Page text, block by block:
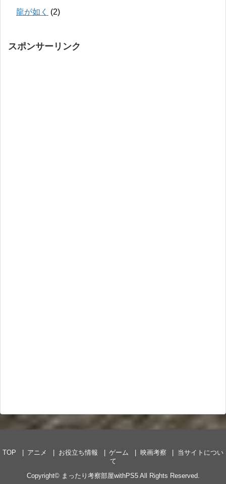
龍が如く
(2)
スポンサーリンク
TOP アニメ お役立ち情報 ゲーム 映画考察
当サイトについ
て
Copyright© まったり考察部屋withPS5All Rights Reserved.